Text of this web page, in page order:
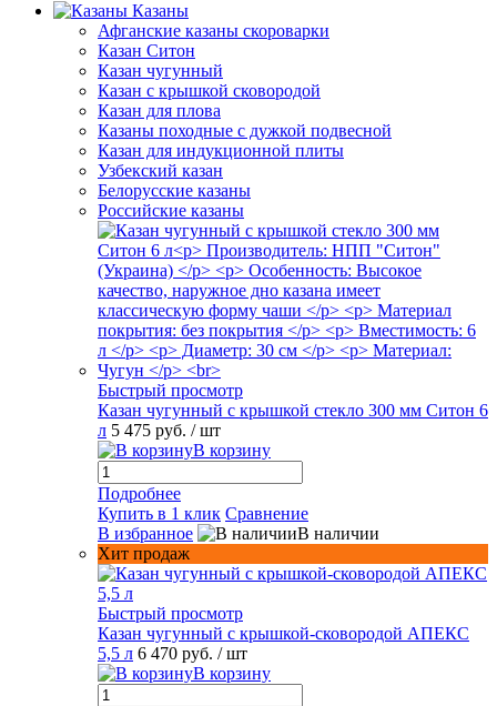
Казаны
Афганские казаны скороварки
Казан Ситон
Казан чугунный
Казан с крышкой сковородой
Казан для плова
Казаны походные с дужкой подвесной
Казан для индукционной плиты
Узбекский казан
Белорусские казаны
Российские казаны
Быстрый просмотр
Казан чугунный с крышкой стекло 300 мм Ситон 6
л 5 475 руб. / шт
В корзину
Подробнее
Купить в 1 клик Сравнение
В избранное
В наличии
Хит продаж
Быстрый просмотр
Казан чугунный с крышкой-сковородой АПЕКС
5,5 л 6 470 руб. / шт
В корзину